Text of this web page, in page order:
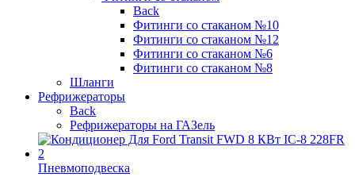
Back
Фитинги со стаканом №10
Фитинги со стаканом №12
Фитинги со стаканом №6
Фитинги со стаканом №8
Шланги
Рефрижераторы
Back
Рефрижераторы на ГАЗель
Пневмоподвеска